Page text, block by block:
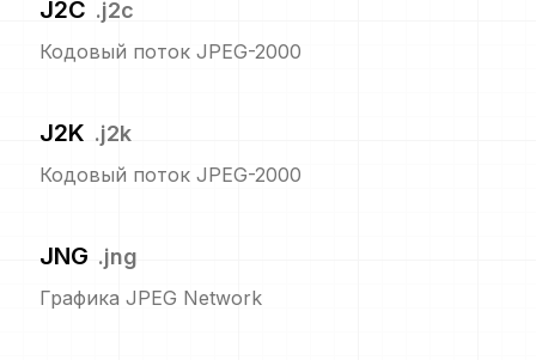
J2C .j2c
Кодовый поток JPEG-2000
J2K .j2k
Кодовый поток JPEG-2000
JNG .jng
Графика JPEG Network